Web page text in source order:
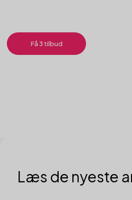
Få 3 tilbud
Læs de nyeste